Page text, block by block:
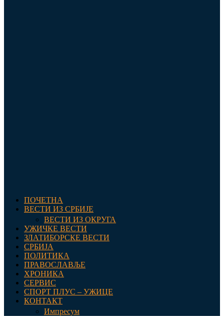
ПОЧЕТНА
ВЕСТИ ИЗ СРБИЈЕ
ВЕСТИ ИЗ ОКРУГА
УЖИЧКЕ ВЕСТИ
ЗЛАТИБОРСКЕ ВЕСТИ
СРБИЈА
ПОЛИТИКА
ПРАВОСЛАВЉЕ
ХРОНИКА
СЕРВИС
СПОРТ ПЛУС – УЖИЦЕ
КОНТАКТ
Импресум